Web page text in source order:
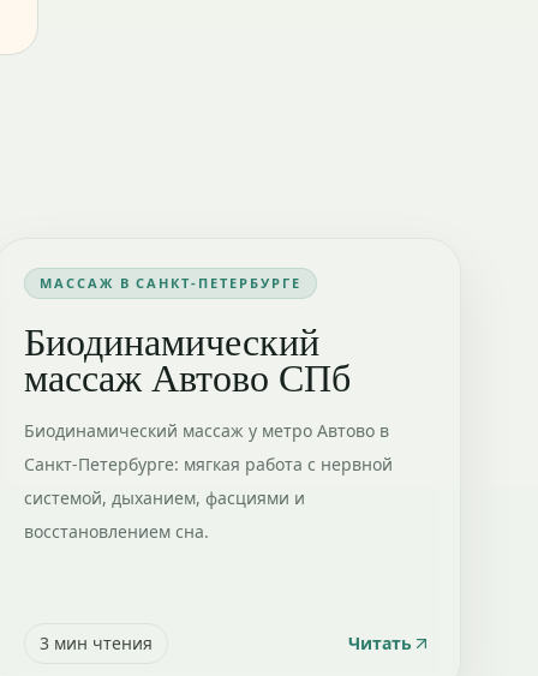
МАССАЖ В САНКТ-ПЕТЕРБУРГЕ
Биодинамический
массаж Автово СПб
Биодинамический массаж у метро Автово в
Санкт-Петербурге: мягкая работа с нервной
системой, дыханием, фасциями и
восстановлением сна.
3мин чтения Читать